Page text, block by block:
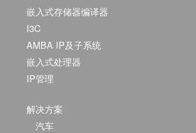
嵌入式存储器编译器
I3C
AMBA IP及子系统
嵌入式处理器
IP管理
解决方案
汽车